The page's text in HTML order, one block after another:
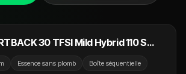
22 990 €
30 TFSI Mild Hybrid 110 S
Essence sans plomb Boîte séquentielle